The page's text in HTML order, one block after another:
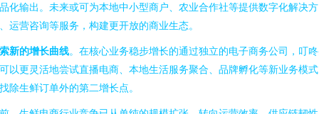
化输出。未来或可为本地中小型商户、农业合作社等提供数字化解决方
运营咨询等服务，构建更开放的商业生态。
新的增长曲线。在核心业务稳步增长的通过独立的电子商务公司，叮
以更灵活地尝试直播电商、本地生活服务聚合、品牌孵化等新业务模
除生鲜订单外的第二增长点。